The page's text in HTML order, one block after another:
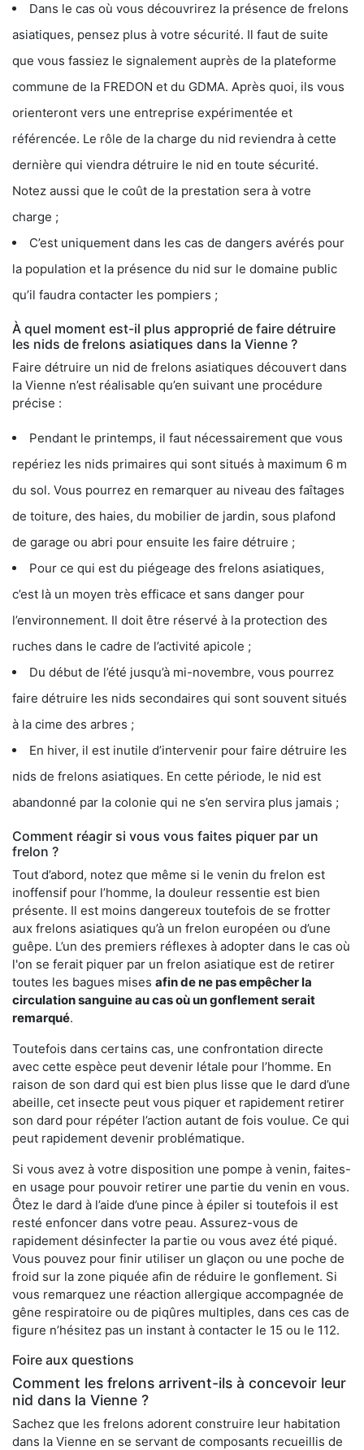
Dans le cas où vous découvrirez la présence de frelons
asiatiques, pensez plus à votre sécurité. Il faut de suite
que vous fassiez le signalement auprès de la plateforme
commune de la FREDON et du GDMA. Après quoi, ils vous
orienteront vers une entreprise expérimentée et
référencée. Le rôle de la charge du nid reviendra à cette
dernière qui viendra détruire le nid en toute sécurité.
Notez aussi que le coût de la prestation sera à votre
charge ;
C’est uniquement dans les cas de dangers avérés pour
la population et la présence du nid sur le domaine public
qu’il faudra contacter les pompiers ;
À quel moment est-il plus approprié de faire détruire
les nids de frelons asiatiques dans la Vienne ?
Faire détruire un nid de frelons asiatiques découvert dans
la Vienne n’est réalisable qu’en suivant une procédure
précise :
Pendant le printemps, il faut nécessairement que vous
repériez les nids primaires qui sont situés à maximum 6 m
du sol. Vous pourrez en remarquer au niveau des faîtages
de toiture, des haies, du mobilier de jardin, sous plafond
de garage ou abri pour ensuite les faire détruire ;
Pour ce qui est du piégeage des frelons asiatiques,
c’est là un moyen très efficace et sans danger pour
l’environnement. Il doit être réservé à la protection des
ruches dans le cadre de l’activité apicole ;
Du début de l’été jusqu’à mi-novembre, vous pourrez
faire détruire les nids secondaires qui sont souvent situés
à la cime des arbres ;
En hiver, il est inutile d’intervenir pour faire détruire les
nids de frelons asiatiques. En cette période, le nid est
abandonné par la colonie qui ne s’en servira plus jamais ;
Comment réagir si vous vous faites piquer par un
frelon ?
Tout d’abord, notez que même si le venin du frelon est
inoffensif pour l’homme, la douleur ressentie est bien
présente. Il est moins dangereux toutefois de se frotter
aux frelons asiatiques qu’à un frelon européen ou d’une
guêpe. L’un des premiers réflexes à adopter dans le cas où
l'on se ferait piquer par un frelon asiatique est de retirer
toutes les bagues mises afin de ne pas empêcher la
circulation sanguine au cas où un gonflement serait
remarqué.
Toutefois dans certains cas, une confrontation directe
avec cette espèce peut devenir létale pour l’homme. En
raison de son dard qui est bien plus lisse que le dard d’une
abeille, cet insecte peut vous piquer et rapidement retirer
son dard pour répéter l’action autant de fois voulue. Ce qui
peut rapidement devenir problématique.
Si vous avez à votre disposition une pompe à venin, faites-
en usage pour pouvoir retirer une partie du venin en vous.
Ôtez le dard à l’aide d’une pince à épiler si toutefois il est
resté enfoncer dans votre peau. Assurez-vous de
rapidement désinfecter la partie ou vous avez été piqué.
Vous pouvez pour finir utiliser un glaçon ou une poche de
froid sur la zone piquée afin de réduire le gonflement. Si
vous remarquez une réaction allergique accompagnée de
gêne respiratoire ou de piqûres multiples, dans ces cas de
figure n’hésitez pas un instant à contacter le 15 ou le 112.
Foire aux questions
Comment les frelons arrivent-ils à concevoir leur
nid dans la Vienne ?
Sachez que les frelons adorent construire leur habitation
dans la Vienne en se servant de composants recueillis de